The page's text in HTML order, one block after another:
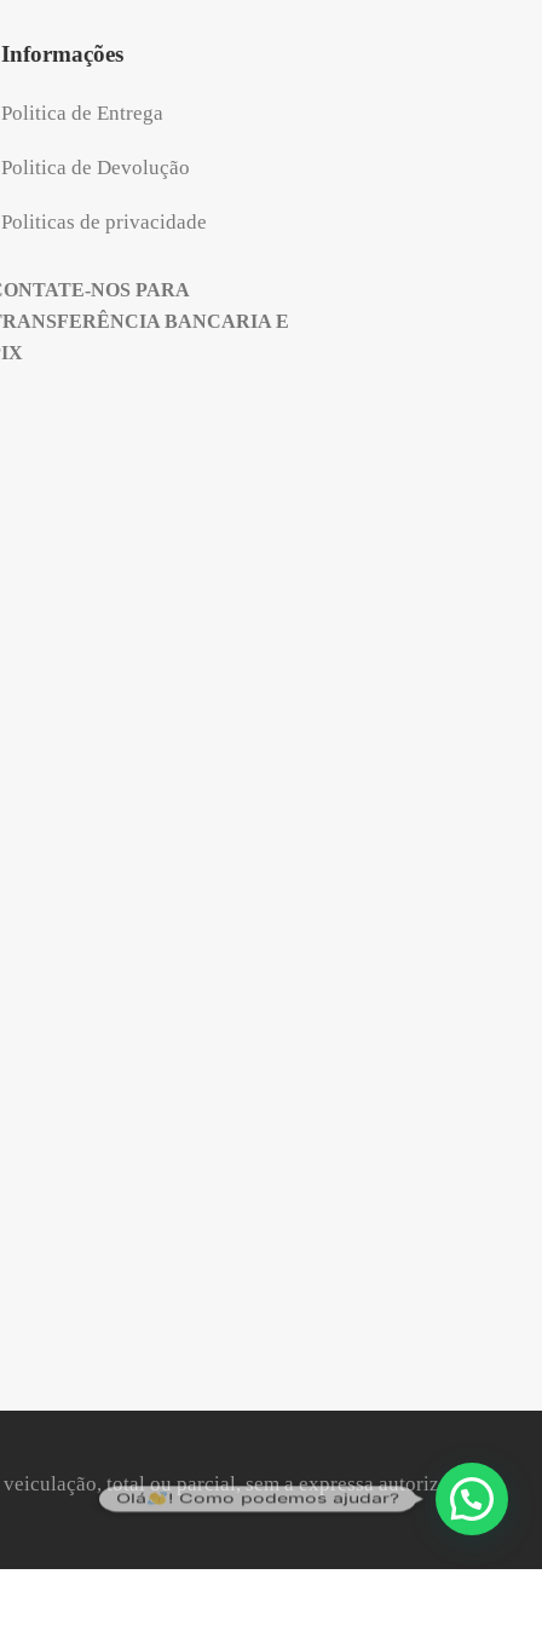
Informações
Politica de Entrega
Politica de Devolução
Politicas de privacidade
NOS PARA
BANCARIA E
total ou parcial, sem a expressa autorização da
Olá ! Como podemos ajudar?